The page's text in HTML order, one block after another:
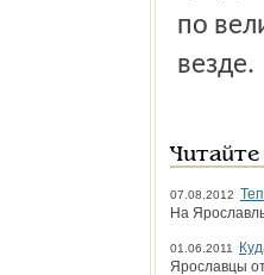
по
везде.
07.08.2012
На
01.06.2011
Ярославцы